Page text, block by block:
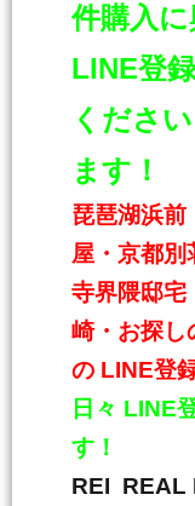
件購入に
LINE登
くださ
ます！
琵琶湖浜前
屋・京都別
寺界隈邸宅
崎・お探
の LINE登
日々 LINE
す！
REI REAL